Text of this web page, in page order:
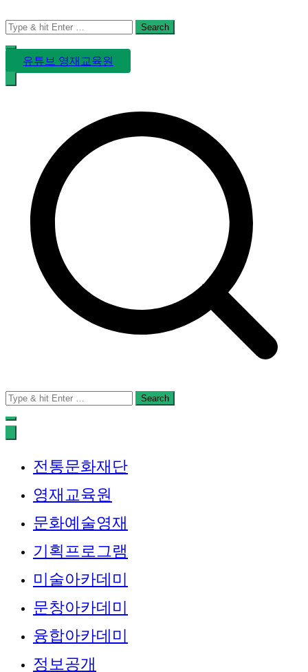
Search
for:
유튜브 영재교육원
Search
for:
전통문화재단
영재교육원
문화예술영재
기획프로그램
미술아카데미
문창아카데미
융합아카데미
정보공개